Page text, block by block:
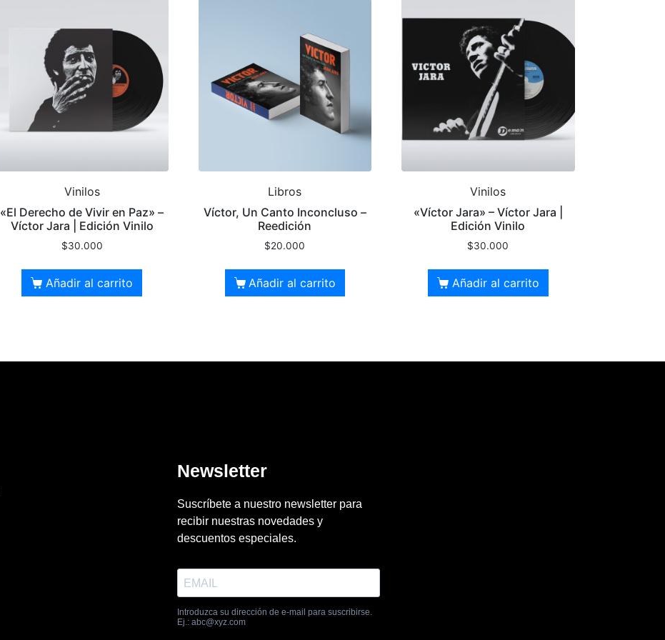
Vinilos
«El Derecho de Vivir en Paz» –
Víctor Jara | Edición Vinilo
$30.000
Añadir al carrito
Libros
Víctor, Un Canto Inconcluso –
Reedición
$20.000
Añadir al carrito
Vinilos
«Víctor Jara» – Víctor Jara |
Edición Vinilo
$30.000
Añadir al carrito